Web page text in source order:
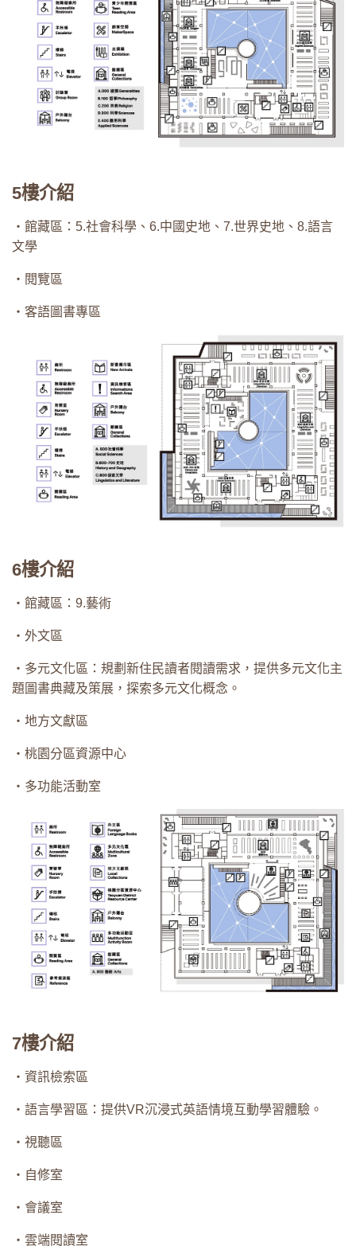
5樓介紹
・館藏區：5.社會科學、6.中國史地、7.世界史地、8.語言
文學
・閱覽區
・客語圖書專區
6樓介紹
・館藏區：9.藝術
・外文區
・多元文化區：規劃新住民讀者閱讀需求，提供多元文化主
題圖書典藏及策展，探索多元文化概念。
・地方文獻區
・桃園分區資源中心
・多功能活動室
7樓介紹
・資訊檢索區
・語言學習區：提供VR沉浸式英語情境互動學習體驗。
・視聽區
・自修室
・會議室
・雲端閱讀室